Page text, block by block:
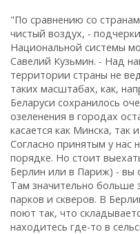
"По сравнению со
чистый воздух, -
Национальной системы
Савелий Кузьмин. - Над
территории страны не
таких масштабах, как,
Беларуси сохранилось
озеленения в городах
касается как Минска, так
Согласно принятым у нас
порядке. Но стоит
Берлин или в Париж) - вы
Там значительно больше
парков и скверов. В
поют так, что
находитесь где-то в